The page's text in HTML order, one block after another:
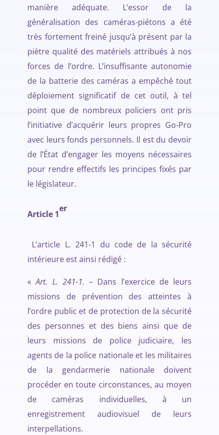
manière adéquate. L’essor de la
généralisation des caméras-piétons a été
très fortement freiné jusqu’à présent par la
piètre qualité des matériels attribués à nos
forces de l’ordre. L’insuffisante autonomie
de la batterie des caméras a empêché tout
déploiement significatif de cet outil, à tel
point que de nombreux policiers ont pris
l’initiative d’acquérir leurs propres Go-Pro
avec leurs fonds personnels. Il est du devoir
de l’État d’engager les moyens nécessaires
pour rendre effectifs les principes fixés par
le législateur.
Article 1
er
L’article L. 241-1 du code de la sécurité
intérieure est ainsi rédigé :
«Art. L. 241-1. – Dans l’exercice de leurs
missions de prévention des atteintes à
l’ordre public et de protection de la sécurité
des personnes et des biens ainsi que de
leurs missions de police judiciaire, les
agents de la police nationale et les militaires
de la gendarmerie nationale doivent
procéder en toute circonstances, au moyen
de caméras individuelles, à un
enregistrement audiovisuel de leurs
interpellations.